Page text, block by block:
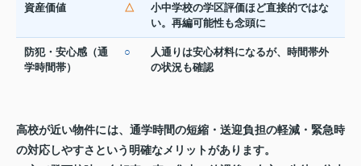
資産価値 △
小中学校の学区評価ほど直接的ではな
い。再編可能性も念頭に
防犯・安心感（通
学時間帯）
○
人通りは安心材料になるが、時間帯外
の状況も確認
高校が近い物件には、通学時間の短縮・送迎負担の軽減・緊急時
の対応しやすさという明確なメリットがあります。